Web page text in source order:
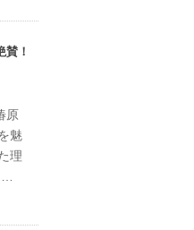
！
原
魅
理